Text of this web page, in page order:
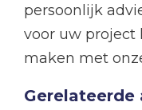
persoonlijk
voor uw project
maken met
Gerelateerde